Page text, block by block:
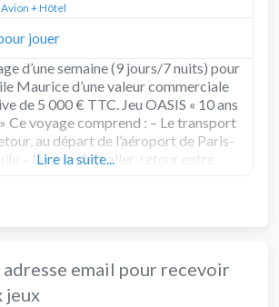
+ Hôtel
jouer
d’une semaine (9 jours/7 nuits) pour
Maurice d’une valeur commerciale
de 5 000 € TTC. Jeu OASIS « 10 ans
Ce voyage comprend : – Le transport
au départ de l’aéroport de Paris-
– Le transfert aller-retour entre
Lire la suite...
email pour recevoir
jeux